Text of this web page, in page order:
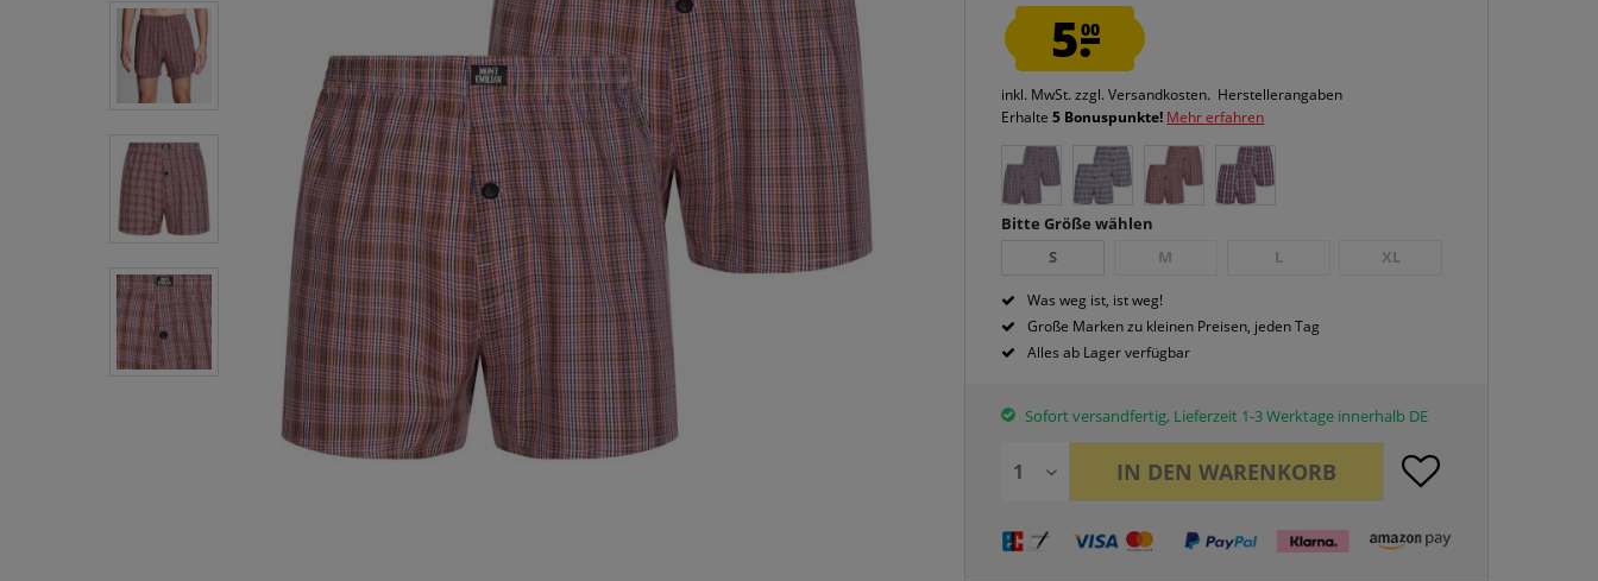
5.00
inkl. MwSt.zzgl. Versandkosten. Herstellerangaben
Erhalte5 Bonuspunkte! Mehr erfahren
Bitte Größe wählen
S
M L XL
Was weg ist, ist weg!
Große Marken zu kleinen Preisen, jeden Tag
Alles ab Lager verfügbar
Sofort versandfertig, Lieferzeit 1-3 Werktage innerhalb DE
IN DEN WARENKORB